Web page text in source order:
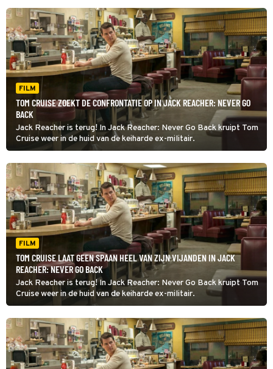
FILM
TOM CRUISE ZOEKT DE CONFRONTATIE OP IN JACK REACHER: NEVER GO
BACK
Jack Reacher is terug! In Jack Reacher: Never Go Back kruipt Tom
Cruise weer in de huid van de keiharde ex-militair.
FILM
TOM CRUISE LAAT GEEN SPAAN HEEL VAN ZIJN VIJANDEN IN JACK
REACHER: NEVER GO BACK
Jack Reacher is terug! In Jack Reacher: Never Go Back kruipt Tom
Cruise weer in de huid van de keiharde ex-militair.